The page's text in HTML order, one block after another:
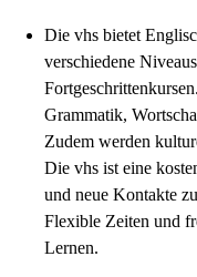
Die vhs bietet
verschiedene
Grammatik,
Zudem werden
Die vhs ist eine
und neue Kontakte
Flexible Zeiten und
Lernen.